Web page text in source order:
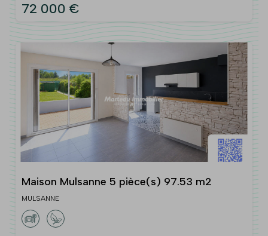
72 000 €
Maison Mulsanne 5 pièce(s) 97.53 m2
MULSANNE